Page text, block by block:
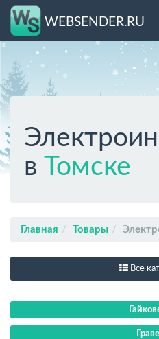
WEBSENDER.RU
в Томске
Главная Товары
Все